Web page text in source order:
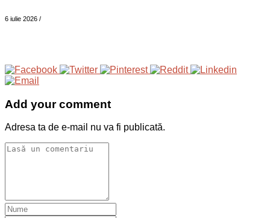
6 iulie 2026 /
Add your comment
Adresa ta de e-mail nu va fi publicată.